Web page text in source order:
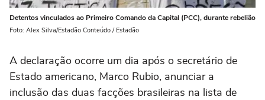
Detentos vinculados ao Primeiro Comando da Capital (PCC), durante rebelião
Foto: Alex Silva/Estadão Conteúdo / Estadão
A declaração ocorre um dia após o secretário de
Estado americano, Marco Rubio, anunciar a
inclusão das duas facções brasileiras na lista de